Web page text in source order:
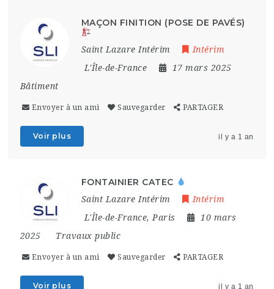
MAÇON FINITION (POSE DE PAVÉS)
Saint Lazare Intérim
Intérim
L'Île-de-France
17 mars 2025
Bâtiment
Envoyer à un ami Sauvegarder PARTAGER
Voir plus il y a 1 an
FONTAINIER CATEC
Saint Lazare Intérim
Intérim
L'Île-de-France, Paris
10 mars
2025
Travaux public
Envoyer à un ami Sauvegarder PARTAGER
Voir plus il y a 1 an